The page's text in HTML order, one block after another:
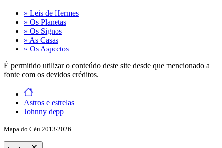
» Leis de Hermes
» Os Planetas
» Os Signos
» As Casas
» Os Aspectos
É permitido utilizar o conteúdo deste site desde que mencionado a
fonte com os devidos créditos.
Astros e estrelas
Johnny depp
Mapa do Céu 2013-2026